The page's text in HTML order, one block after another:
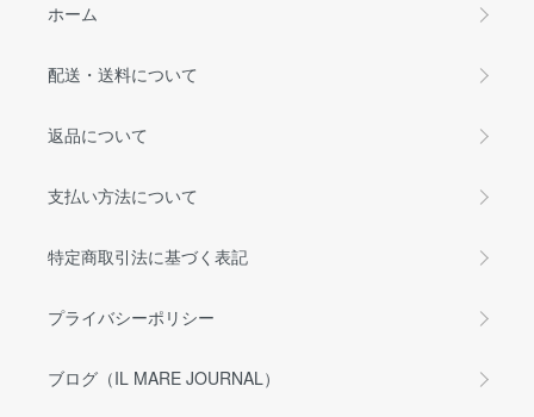
ホーム
配送・送料について
返品について
支払い方法について
特定商取引法に基づく表記
プライバシーポリシー
ブログ（IL MARE JOURNAL）